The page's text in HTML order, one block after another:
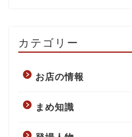
カテゴリー
お店の情報
まめ知識